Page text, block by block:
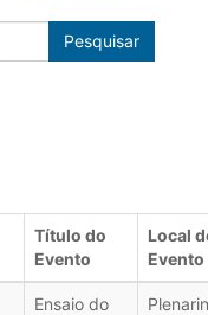
Pesquisar
Título do
Evento
Local
Evento
Ensaio do